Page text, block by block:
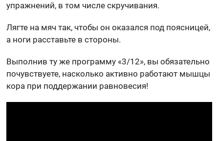
упражнений, в том числе скручивания.
Лягте на мяч так, чтобы он оказался под поясницей,
а ноги расставьте в стороны.
Выполнив ту же программу «3/12», вы обязательно
почувствуете, насколько активно работают мышцы
кора при поддержании равновесия!